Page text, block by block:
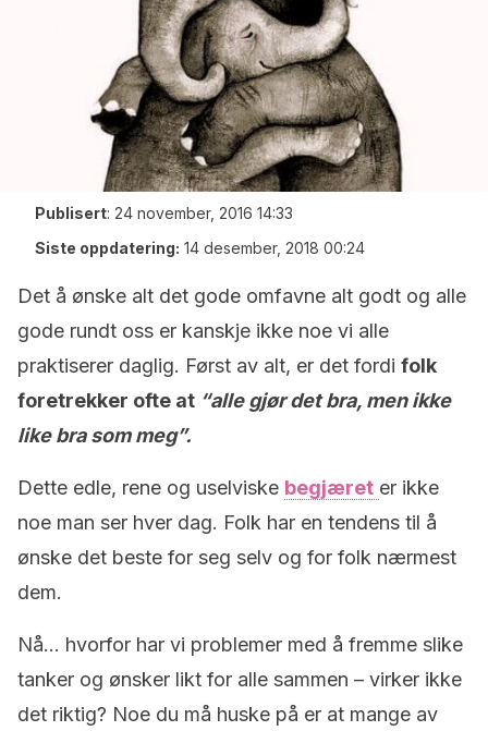
Publisert: 24 november, 2016 14:33
Siste oppdatering: 14 desember, 2018 00:24
Det å ønske alt det gode omfavne alt godt og alle
gode rundt oss er kanskje ikke noe vi alle
praktiserer daglig. Først av alt, er det fordi folk
foretrekker ofte at “alle gjør det bra, men ikke
like bra som meg”.
Dette edle, rene og uselviske begjæret er ikke
noe man ser hver dag. Folk har en tendens til å
ønske det beste for seg selv og for folk nærmest
dem.
Nå… hvorfor har vi problemer med å fremme slike
tanker og ønsker likt for alle sammen – virker ikke
det riktig? Noe du må huske på er at mange av